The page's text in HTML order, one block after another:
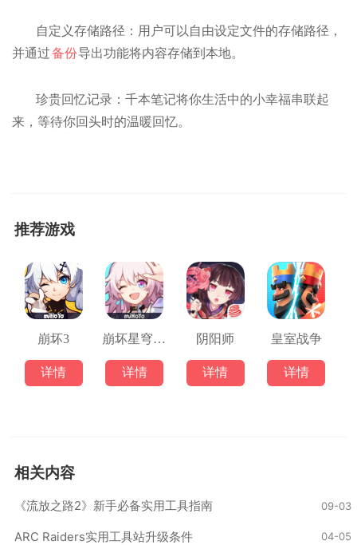
自定义存储路径：用户可以自由设定文件的存储路径，
并通过备份导出功能将内容存储到本地。
珍贵回忆记录：千本笔记将你生活中的小幸福串联起
来，等待你回头时的温暖回忆。
推荐游戏
崩坏3
详情
崩坏星穹铁道
详情
阴阳师
详情
皇室战争
详情
相关内容
《流放之路2》新手必备实用工具指南 09-03
ARC Raiders实用工具站升级条件 04-05